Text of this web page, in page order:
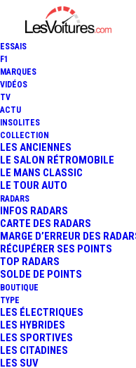
ESSAIS
F1
MARQUES
VIDÉOS
TV
ACTU
INSOLITES
COLLECTION
LES ANCIENNES
LE SALON RÉTROMOBILE
LE MANS CLASSIC
LE TOUR AUTO
RADARS
INFOS RADARS
CARTE DES RADARS
MARGE D’ERREUR DES
RÉCUPÉRER SES POINTS
TOP RADARS
SOLDE DE POINTS
BOUTIQUE
TYPE
LES ÉLECTRIQUES
LES HYBRIDES
LES SPORTIVES
LES CITADINES
LES SUV
16 janvier 2026
VALÉRIE